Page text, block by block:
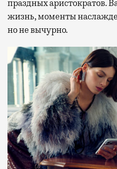
праздных аристократов.
жизнь, моменты
но не вычурно.